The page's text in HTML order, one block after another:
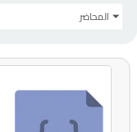
المحاضر